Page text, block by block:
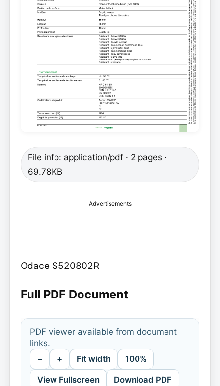
File info: application/pdf · 2 pages ·
69.78KB
Advertisements
Odace S520802R
Full PDF Document
PDF viewer available from document
links.
− + Fit width 100%
View Fullscreen Download PDF